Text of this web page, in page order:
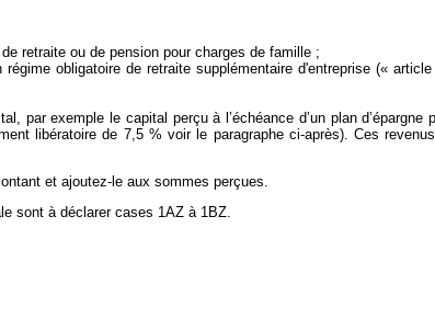
retraite ou de pension pour charges de famille ;
obligatoire de retraite supplémentaire d'entreprise («
exemple le capital perçu à l’échéance d’un plan
libératoire de 7,5 % voir le paragraphe ci-après). Ces
et ajoutez-le aux sommes perçues.
sont à déclarer cases 1AZ à 1BZ.